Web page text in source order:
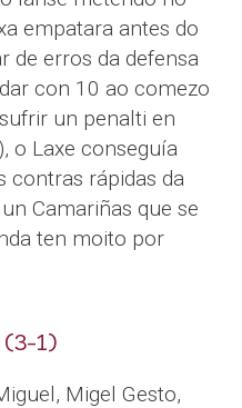
empatara antes do
de erros da defensa
con 10 ao comezo
un penalti en
o Laxe conseguía
contras rápidas da
Camariñas que se
ten moito por
(3-1)
Migel Gesto,